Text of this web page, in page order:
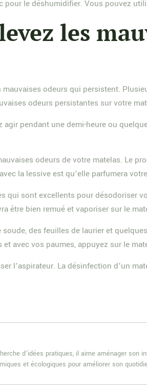
le déshumidifier. Vous pouvez
les
odeurs qui persistent.
odeurs persistantes sur votre
pendant une demi-heure ou
odeurs de votre matelas. Le
la lessive est qu’elle parfumera
qui sont excellents pour désodoriser
être bien remué et vaporiser sur le
des feuilles de laurier et
avec vos paumes, appuyez sur le
l’aspirateur. La désinfection d’un
d’idées pratiques, il aime aménager son
et écologiques pour améliorer son